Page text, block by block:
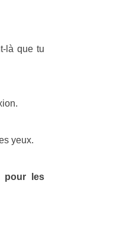
là que tu
yeux.
pour les